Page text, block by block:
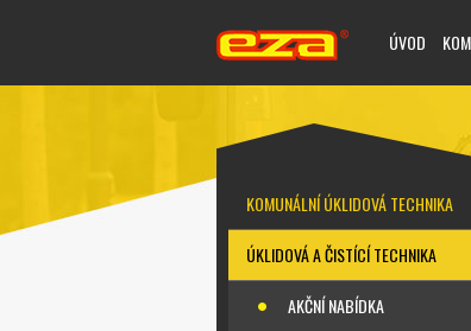
ÚVOD
KOMUNÁLNÍ ÚKLIDOVÁ TECHNIKA
ÚKLIDOVÁ A ČISTÍCÍ TECHNIKA
AKČNÍ NABÍDKA